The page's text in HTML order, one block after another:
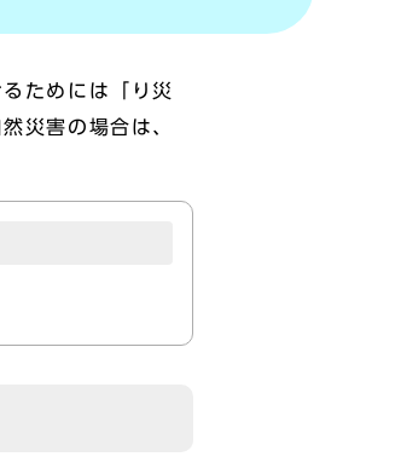
ためには「り災
災害の場合は、